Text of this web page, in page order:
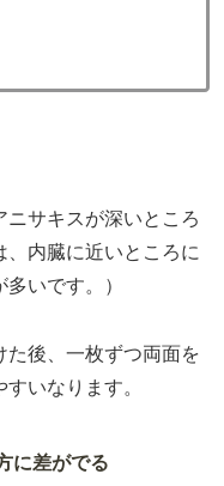
サキスが深いところ
、内臓に近いところに
いです。）
た後、一枚ずつ両面を
いなります。
に差がでる